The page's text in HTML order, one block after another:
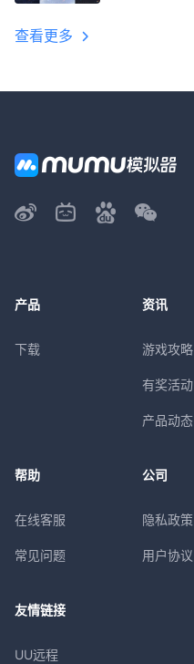
查看更多
产品
下载
资讯
游戏攻略
有奖活动
产品动态
帮助
在线客服
常见问题
公司
隐私政策
用户协议
友情链接
UU远程